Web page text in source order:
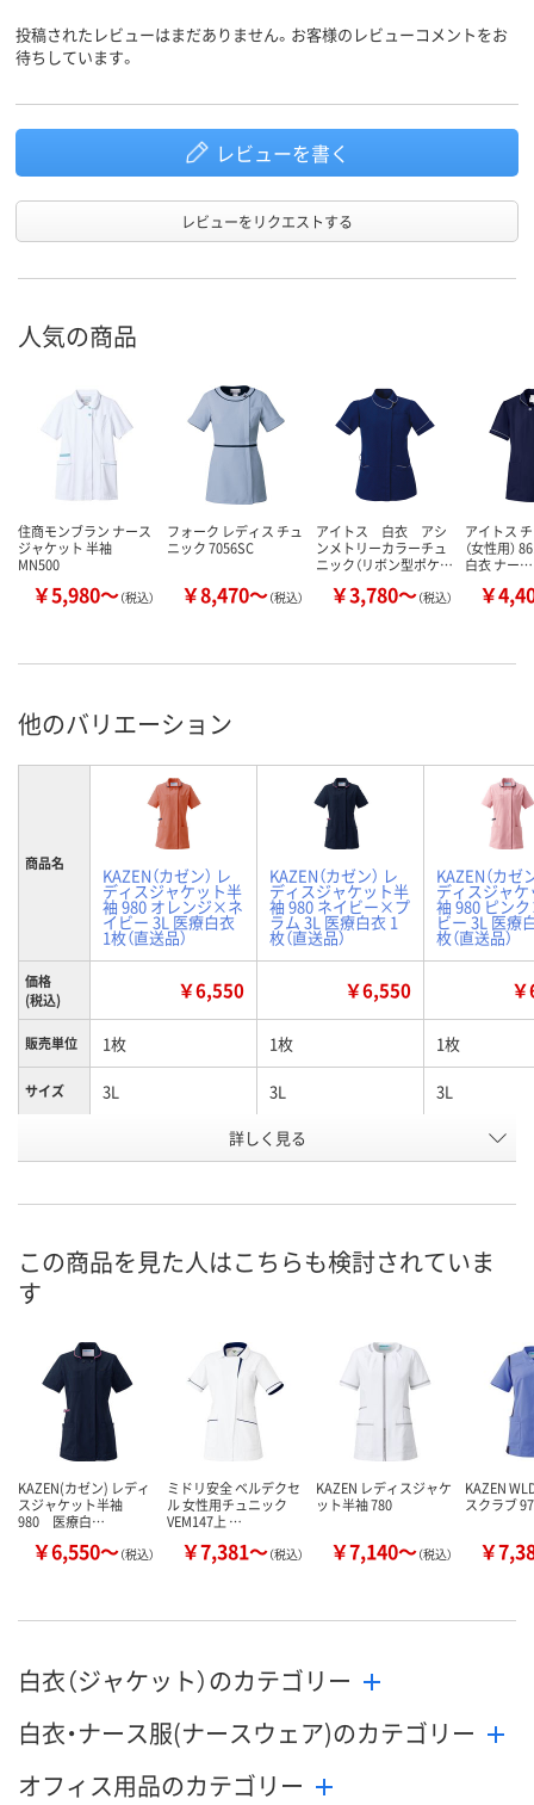
投稿されたレビューはまだありません。お客様のレビューコメントをお
待ちしています。
レビューを書く
レビューをリクエストする
人気の商品
住商モンブラン ナース
ジャケット 半袖
MN500
￥5,980～（税込）
フォーク レディス チュ
ニック 7056SC
￥8,470～（税込）
アイトス 白衣 アシ
ンメトリーカラーチュ
ニック（リボン型ポケ…
￥3,780～（税込）
アイトス
（女性用）
白衣 ナー…
￥
他のバリエーション
商品名
KAZEN（カゼン） レ
ディスジャケット半
袖 980 オレンジ×ネ
イビー 3L 医療白衣
1枚（直送品）
KAZEN（カゼン） レ
ディスジャケット半
袖 980 ネイビー×プ
ラム 3L 医療白衣 1
枚（直送品）
KAZEN（カゼ
ディスジャ
袖 980 ピン
ビー 3L 医療
枚（直送品）
価格
(税込)
￥6,550 ￥6,550
販売単位 1枚 1枚 1枚
サイズ 3L 3L 3L
オレンジ×ネイビー ネイビー×プラム ピンク×ネ
号
お届け日
数量
在庫切れです
（次回入荷日未定）
カ
詳しく見る
この商品を見た人はこちらも検討されていま
す
KAZEN(カゼン) レディ
スジャケット半袖
980 医療白…
￥6,550～（税込）
ミドリ安全 ベルデクセ
ル 女性用チュニック
VEM147上 …
￥7,381～（税込）
KAZEN レディスジャケ
ット半袖 780
￥7,140～（税込）
KAZEN
スクラブ
￥
白衣（ジャケット）のカテゴリー
白衣・ナース服(ナースウェア)のカテゴリー
オフィス用品のカテゴリー